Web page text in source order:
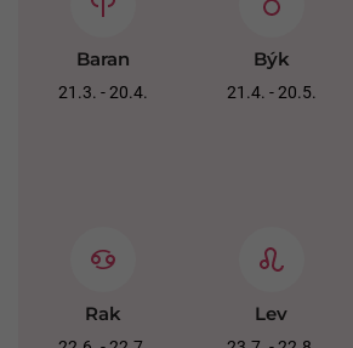
Baran
21.3. - 20.4.
Býk
21.4. - 20.5.
Rak Lev